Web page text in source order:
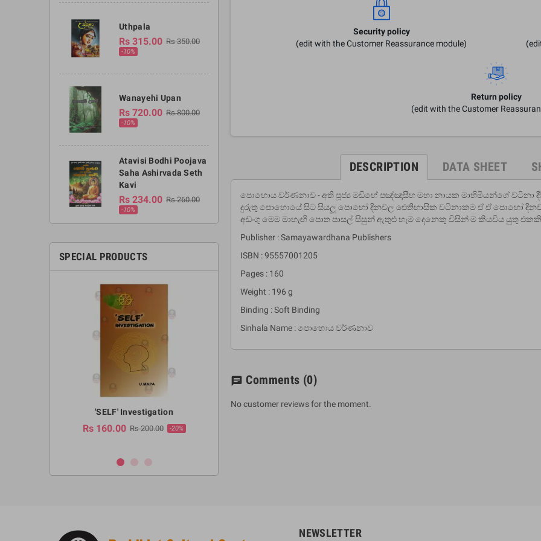
Uthpala
Rs 315.00 Rs 350.00
-10%
Wanayehi Upan
Rs 720.00 Rs 800.00
-10%
Atavisi Bodhi Poojava
Saha Ashirvada Seth
Kavi
Rs 234.00 Rs 260.00
-10%
SPECIAL PRODUCTS
'SELF' Investigation
Rs 160.00 Rs 200.00 -20%
Security policy
(edit with the Customer Reassurance module)
Return policy
(edit with the Customer
DESCRIPTION DATA SHEET
පොහොය වර්ණනාව - අති පූජ්‍ය මඩිහේ පඤ්ඤාසීහ මහා නායක මාහිමියන්ගේ වටිනා
දුරුතු පොහොයේ සිට සියලූ පොහෝ දිනවල ඓතිහාසික වටිනාකම ඒ ඒ පොහෝ
අඩංගු මෙම මාහැඟි පොත පාසල් සිසුන් ඇතුළු හැම දෙනෙකු විසින් ම කියවිය යුතු
Publisher : Samayawardhana Publishers
ISBN : 95557001205
Pages : 160
Weight : 196 g
Binding : Soft Binding
Sinhala Name : පොහොය වර්ණනාව
chat Comments (0)
No customer reviews for the moment.
NEWSLETTER